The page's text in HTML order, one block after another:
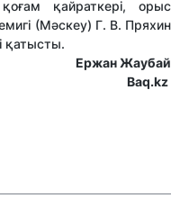
қайраткері, орыс
(Мәскеу) Г. В. Пряхин
қатысты.
Ержан Жаубай
Baq.kz